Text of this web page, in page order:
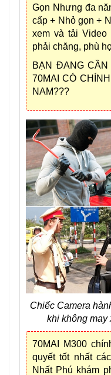
Gọn Nhưng đa
cấp + Nhỏ gọn +
xem và tải
phải chăng, phù
BẠN ĐANG
70MAI CÓ
NAM???
Chiếc Camera
khi không may
70MAI M300
quyết tốt nhất
Nhất Phú khám